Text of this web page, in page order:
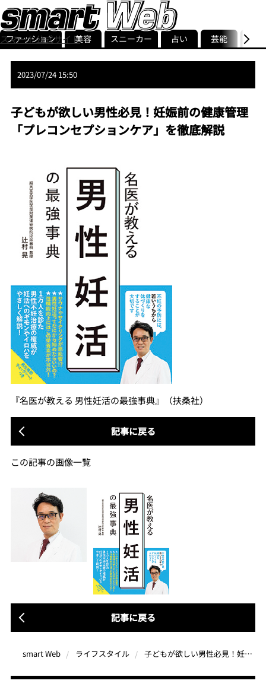
スマート公式サイト
smart最新号
記事一覧ランキング
ストリ
ファッション 美容 スニーカー 占い 芸能 グル
2023/07/24 15:50
子どもが欲しい男性必見！妊娠前の健康管理
「プレコンセプションケア」を徹底解説
『名医が教える 男性妊活の最強事典』（扶桑社）
記事に戻る
この記事の画像一覧
記事に戻る
smart Web ライフスタイル 子どもが欲しい男性必見！妊娠前の健康管理「プレコンセプションケア」を徹底解説